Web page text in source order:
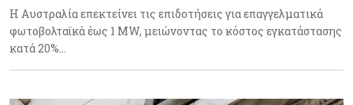
Η Αυστραλία επεκτείνει τις επιδοτήσεις για επαγγελματικά
φωτοβολταϊκά έως 1 MW, μειώνοντας το κόστος εγκατάστασης
κατά 20%…